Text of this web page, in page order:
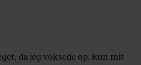
da jeg voksede op. Kun mit